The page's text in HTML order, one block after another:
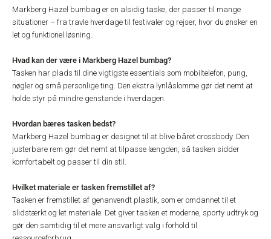
Markberg Hazel bumbag er en alsidig taske, der passer til mange
situationer – fra travle hverdage til festivaler og rejser, hvor du ønsker en
let og funktionel løsning.
Hvad kan der være i Markberg Hazel bumbag?
Tasken har plads til dine vigtigste essentials som mobiltelefon, pung,
nøgler og små personlige ting. Den ekstra lynlåslomme gør det nemt at
holde styr på mindre genstande i hverdagen.
Hvordan bæres tasken bedst?
Markberg Hazel bumbag er designet til at blive båret crossbody. Den
justerbare rem gør det nemt at tilpasse længden, så tasken sidder
komfortabelt og passer til din stil.
Hvilket materiale er tasken fremstillet af?
Tasken er fremstillet af genanvendt plastik, som er omdannet til et
slidstærkt og let materiale. Det giver tasken et moderne, sporty udtryk og
gør den samtidig til et mere ansvarligt valg i forhold til